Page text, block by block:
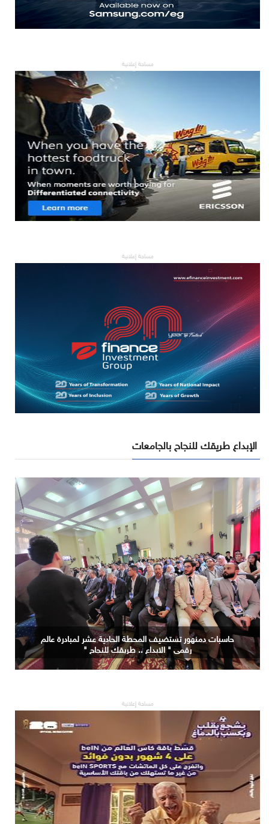
مساحة إعلانية
مساحة إعلانية
الإبداع طريقك للنجاح بالجامعات
حاسبات دمنهور تستضيف المحطة الحادية عشر لمبادرة عالم
رقمي " الابداع .. طريقك للنجاح "
مساحة إعلانية